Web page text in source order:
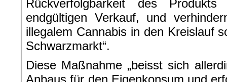
Rückverfolgbarkeit des
endgültigen Verkauf, und
illegalem Cannabis in den Kreislauf
Schwarzmarkt“.
Diese Maßnahme „beisst sich
Anbaus für den Eigenkonsum und